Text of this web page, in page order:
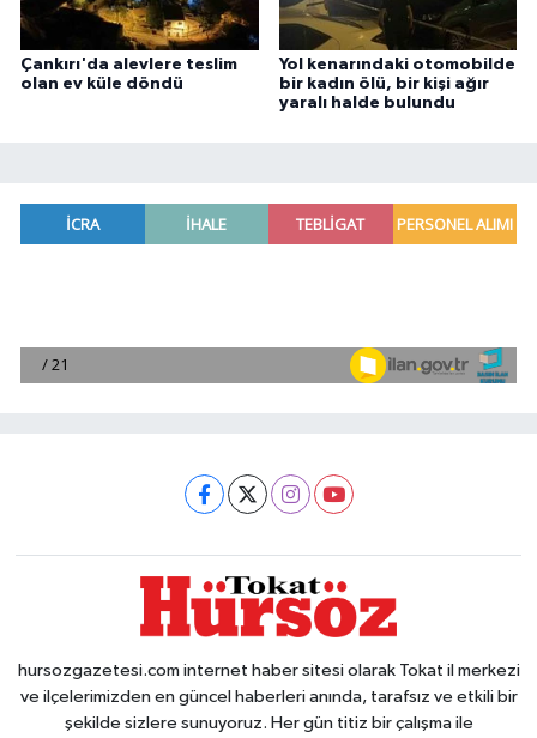
Çankırı'da alevlere teslim
olan ev küle döndü
Yol kenarındaki otomobilde
bir kadın ölü, bir kişi ağır
yaralı halde bulundu
hursozgazetesi.com internet haber sitesi olarak Tokat il merkezi
ve ilçelerimizden en güncel haberleri anında, tarafsız ve etkili bir
şekilde sizlere sunuyoruz. Her gün titiz bir çalışma ile